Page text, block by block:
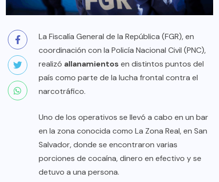
La Fiscalía General de la República (FGR), en
coordinación con la Policía Nacional Civil (PNC),
realizó allanamientos en distintos puntos del
país como parte de la lucha frontal contra el
narcotráfico.
Uno de los operativos se llevó a cabo en un bar
en la zona conocida como La Zona Real, en San
Salvador, donde se encontraron varias
porciones de cocaína, dinero en efectivo y se
detuvo a una persona.